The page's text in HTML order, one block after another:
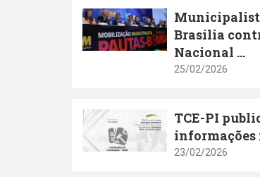
Brasília
Nacional ...
25/02/2026
TCE-PI
informações
23/02/2026